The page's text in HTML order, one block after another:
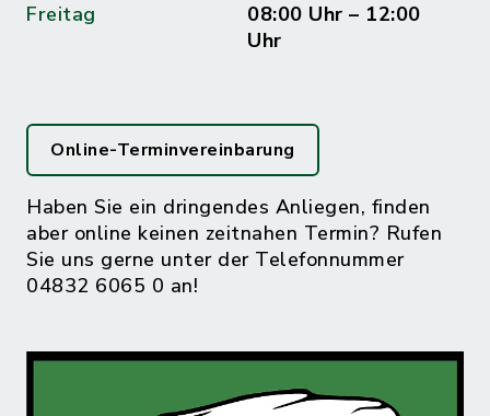
Freitag
08:00 Uhr – 12:00
Uhr
Online-Terminvereinbarung
Haben Sie ein dringendes Anliegen, finden
aber online keinen zeitnahen Termin? Rufen
Sie uns gerne unter der Telefonnummer
04832 6065 0 an!